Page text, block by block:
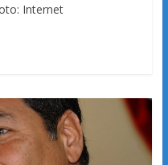
Internet